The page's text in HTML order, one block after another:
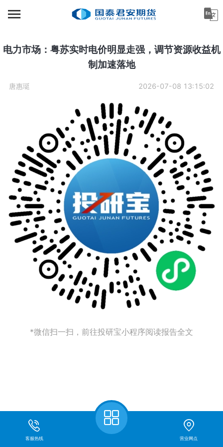
首页
资讯中心
产业服务
投资者教育
关于公司
电力市场：粤苏实时电价明显走强，调节资源收益机
制加速落地
唐惠珽 2026-07-08 13:15:02
*微信扫一扫，前往投研宝小程序阅读报告全文
客服热线 营业网点